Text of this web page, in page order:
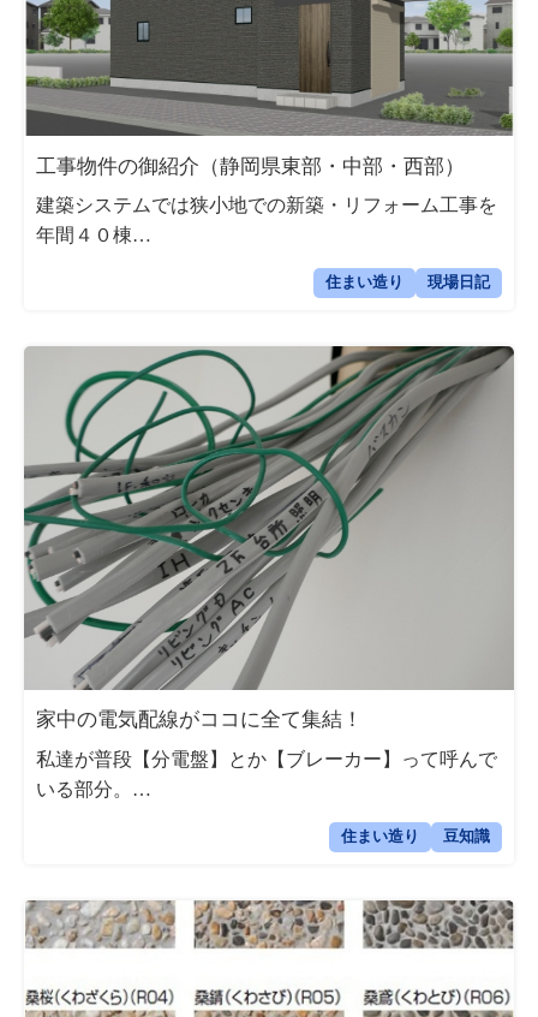
工事物件の御紹介（静岡県東部・中部・西部）
建築システムでは狭小地での新築・リフォーム工事を
年間４０棟…
住まい造り 現場日記
家中の電気配線がココに全て集結！
私達が普段【分電盤】とか【ブレーカー】って呼んで
いる部分。…
住まい造り 豆知識